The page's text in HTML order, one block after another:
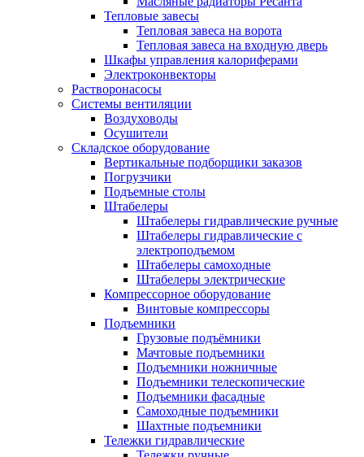
Тепловые завесы
Тепловая завеса на ворота
Тепловая завеса на входную дверь
Шкафы управления калориферами
Электроконвекторы
Растворонасосы
Системы вентиляции
Воздуховоды
Осушители
Складское оборудование
Вертикальные подборщики заказов
Погрузчики
Подъемные столы
Штабелеры
Штабелеры гидравлические ручные
Штабелеры гидравлические с
электроподъемом
Штабелеры самоходные
Штабелеры электрические
Компрессорное оборудование
Винтовые компрессоры
Подъемники
Грузовые подъёмники
Мачтовые подъемники
Подъемники ножничные
Подъемники телескопические
Подъемники фасадные
Самоходные подъемники
Шахтные подъемники
Тележки гидравлические